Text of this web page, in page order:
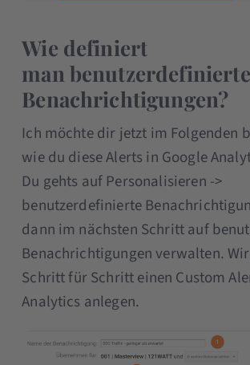
Wie definiert
man benutzerdefinierte
Benachrichtigungen?
Ich möchte dir jetzt im Folgenden
wie du diese Alerts in Google
Du gehts auf Personalisieren ->
benutzerdefinierte
dann im nächsten Schritt auf
Benachrichtigungen verwalten.
Schritt für Schritt einen Custom
Analytics anlegen.